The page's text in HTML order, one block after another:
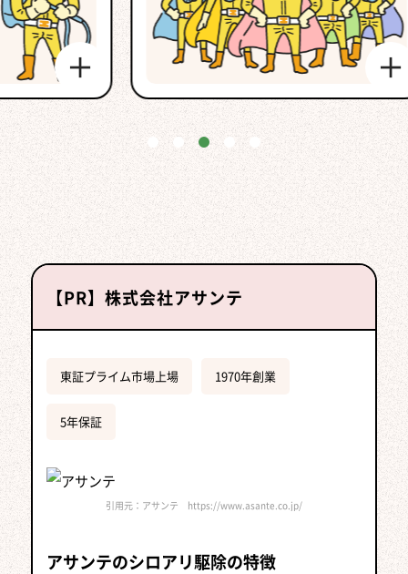
【PR】株式会社アサンテ
東証プライム市場上場 1970年創業
5年保証
引用元：アサンテ https://www.asante.co.jp/
アサンテのシロアリ駆除の特徴